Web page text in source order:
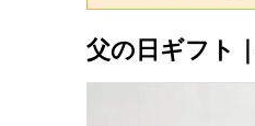
父の日ギフト